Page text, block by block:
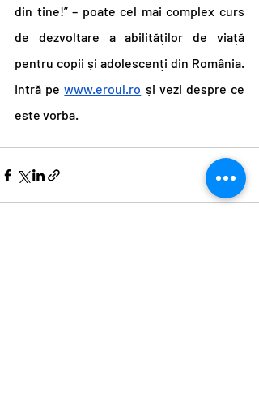
din tine!” – poate cel mai complex curs
de dezvoltare a abilităților de viață
pentru copii și adolescenți din România.
Intră pe www.eroul.ro și vezi despre ce
este vorba.